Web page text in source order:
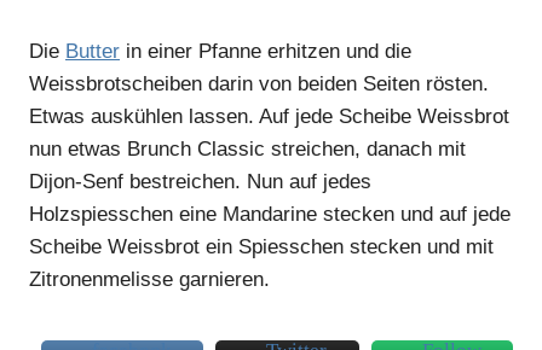
Die Butter in einer Pfanne erhitzen und die
Weissbrotscheiben darin von beiden Seiten rösten.
Etwas auskühlen lassen. Auf jede Scheibe Weissbrot
nun etwas Brunch Classic streichen, danach mit
Dijon-Senf bestreichen. Nun auf jedes
Holzspiesschen eine Mandarine stecken und auf jede
Scheibe Weissbrot ein Spiesschen stecken und mit
Zitronenmelisse garnieren.